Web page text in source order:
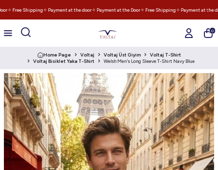
✧ Free Shipping✧ Payment at the door✧ Payment at the Door✧ Free Shipping✧ Payment at the
0
Home Page Voltaj Voltaj Üst Giyim
Voltaj T-Shirt
Voltaj Bisiklet Yaka T-Shirt
Welsh Men's Long Sleeve T-Shirt Navy Blue